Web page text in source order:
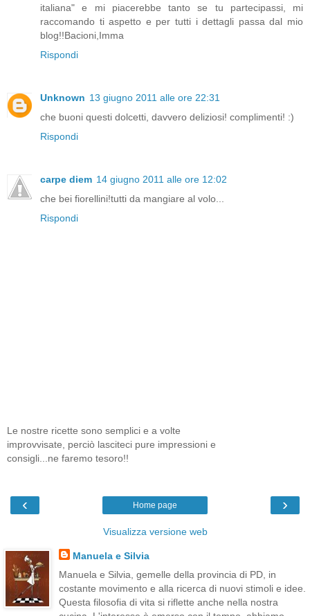
italiana" e mi piacerebbe tanto se tu partecipassi, mi
raccomando ti aspetto e per tutti i dettagli passa dal mio
blog!!Bacioni,Imma
Rispondi
Unknown 13 giugno 2011 alle ore 22:31
che buoni questi dolcetti, davvero deliziosi! complimenti! :)
Rispondi
carpe diem 14 giugno 2011 alle ore 12:02
che bei fiorellini!tutti da mangiare al volo...
Rispondi
Le nostre ricette sono semplici e a volte
improvvisate, perciò lasciteci pure impressioni e
consigli...ne faremo tesoro!!
‹ ›
Home page
Visualizza versione web
Manuela e Silvia
Manuela e Silvia, gemelle della provincia di PD, in
costante movimento e alla ricerca di nuovi stimoli e idee.
Questa filosofia di vita si riflette anche nella nostra